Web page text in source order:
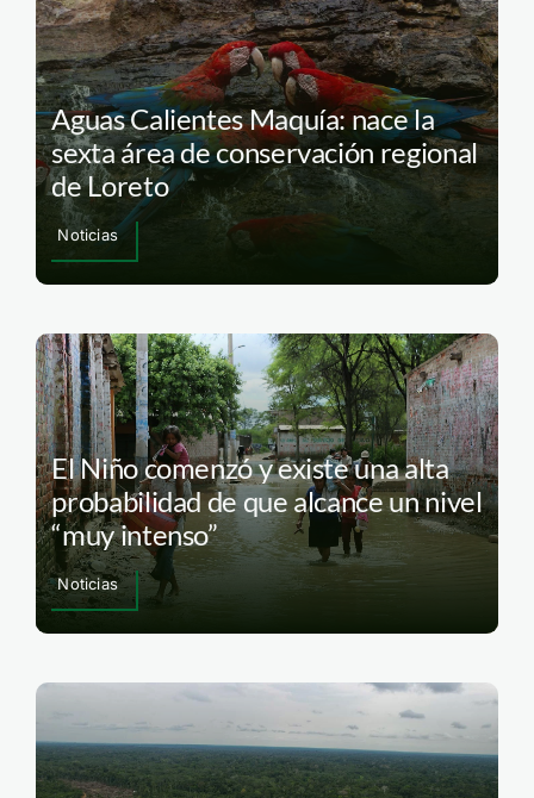
Aguas Calientes Maquía: nace la
sexta área de conservación regional
de Loreto
Noticias
El Niño comenzó y existe una alta
probabilidad de que alcance un nivel
“muy intenso”
Noticias